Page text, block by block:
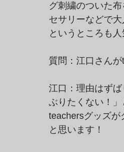
グ刺繍のついた
セサリーなどで
というところも人
質問：江口さん
江口：理由はず
ぶりたくない！
teachersグッズが
と思います！